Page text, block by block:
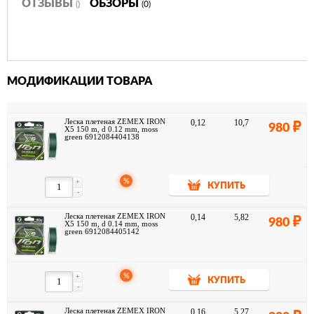
Леска плетеная Spiderwire Stealth Smooth 8 Moss Green Braid 150m
растительности. Яркий красный или желтый шнур рыбаку будет
легко контролировать. Среди широкого ассортимента не составит
ОТЗЫВЫ () ОБЗОРЫ (0)
МОДИФИКАЦИИ ТОВАРА
Леска плетеная ZEMEX IRON
X5 150 m, d 0.12 mm, moss
green 6912084404138
0,12 10,7 980
-
+ %
КУПИТЬ
Леска плетеная ZEMEX IRON
X5 150 m, d 0.14 mm, moss
green 6912084405142
0,14 5,82 980
-
+ %
КУПИТЬ
Леска плетеная ZEMEX IRON